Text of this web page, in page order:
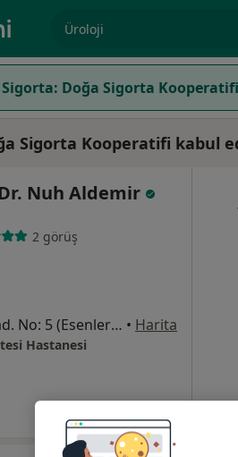
Uzmanlık, ilgi alanı ve
Sigorta: Doğa Sigorta Kooperatifi
Sigorta Kooperatifi kabul
Nuh Aldemir
2 görüş
Birlik Mah. Bahçeler Cad. No: 5 (Esenler Kültür Merkezi Karşısı), Esenler • Harita
Hastanesi